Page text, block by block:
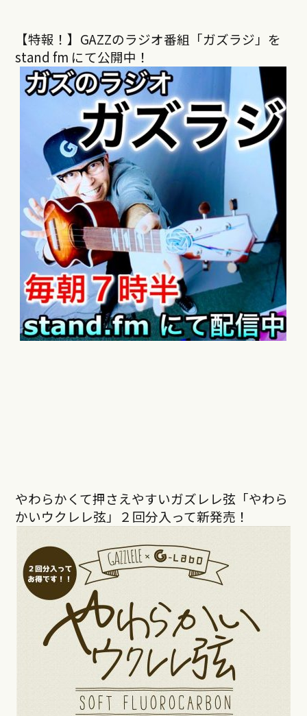
【特報！】GAZZのラジオ番組「ガズラジ」を
stand fm にて公開中！
やわらかくて押さえやすいガズレレ弦「やわら
かいウクレレ弦」２回分入って新発売！